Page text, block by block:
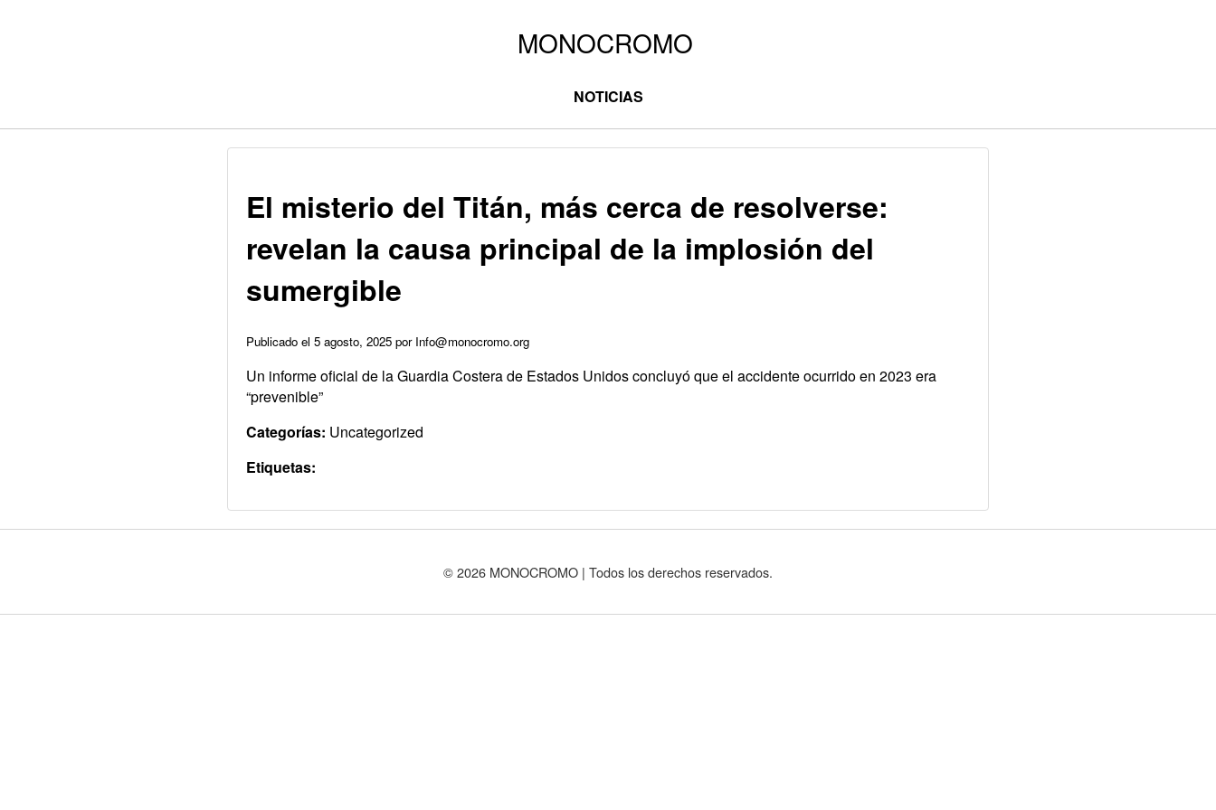
NOTICIAS
El misterio del Titán, más cerca de resolverse:
revelan la causa principal de la implosión del
sumergible
Publicado el 5 agosto, 2025 por Info@monocromo.org
Un informe oficial de la Guardia Costera de Estados Unidos concluyó que el accidente ocurrido en 2023 era
“prevenible”
Categorías: Uncategorized
Etiquetas:
© 2026 MONOCROMO | Todos los derechos reservados.